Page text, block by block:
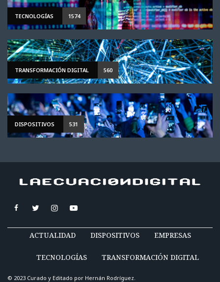
TECNOLOGÍAS 1574
TRANSFORMACIÓN DIGITAL 560
DISPOSITIVOS 531
ACTUALIDAD DISPOSITIVOS EMPRESAS
TECNOLOGÍAS TRANSFORMACIÓN DIGITAL
© 2023 Curado y Editado por Hernán Rodríguez.